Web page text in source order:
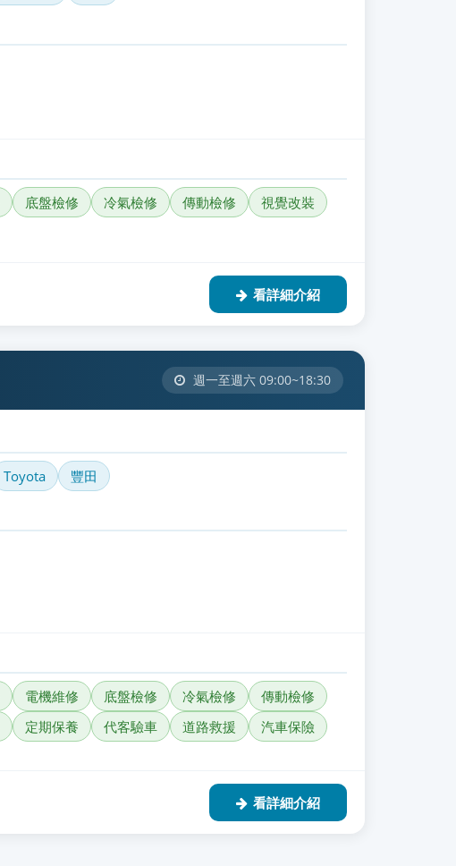
底盤檢修 冷氣檢修 傳動檢修
視覺改裝
看詳細介紹
週一至週六 09:00~18:30
Toyota 豐田
電機維修 底盤檢修 冷氣檢修
傳動檢修
定期保養 代客驗車 道路救援 汽車保險
看詳細介紹